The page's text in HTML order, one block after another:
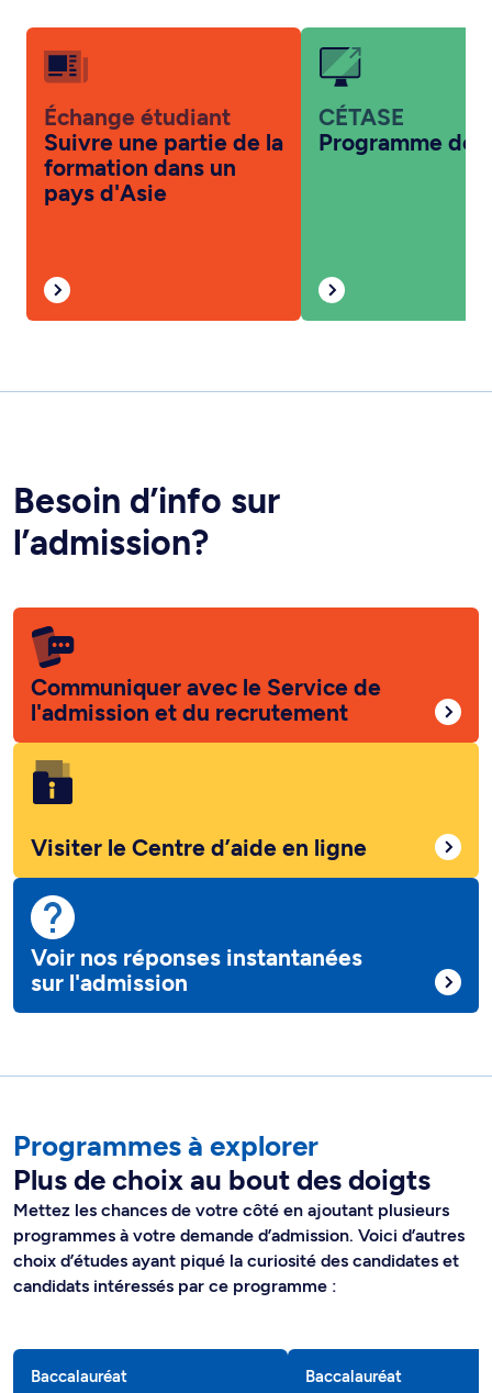
Échange étudiant
Suivre une partie de la
formation dans un
pays d'Asie
CÉTASE
Programme de
Besoin d’info sur
l’admission?
Communiquer avec le Service de
l'admission et du recrutement
Visiter le Centre d’aide en ligne
Voir nos réponses instantanées
sur l'admission
Programmes à explorer
Plus de choix au bout des doigts
Mettez les chances de votre côté en ajoutant plusieurs
programmes à votre demande d’admission. Voici d’autres
choix d’études ayant piqué la curiosité des candidates et
candidats intéressés par ce programme :
Baccalauréat Baccalauréat